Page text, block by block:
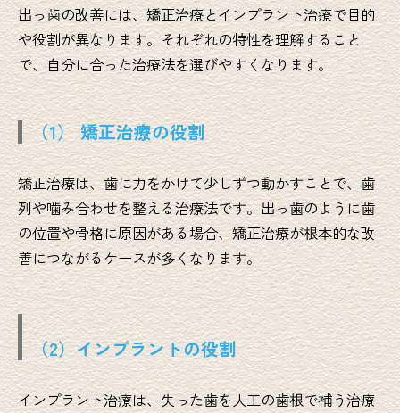
出っ歯の改善には、矯正治療とインプラント治療で目的
や役割が異なります。それぞれの特性を理解すること
で、自分に合った治療法を選びやすくなります。
（1） 矯正治療の役割
矯正治療は、歯に力をかけて少しずつ動かすことで、歯
列や噛み合わせを整える治療法です。出っ歯のように歯
の位置や骨格に原因がある場合、矯正治療が根本的な改
善につながるケースが多くなります。
（2）インプラントの役割
インプラント治療は、失った歯を人工の歯根で補う治療